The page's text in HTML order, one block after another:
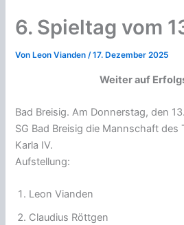
6. Spieltag vom
Von Leon Vianden/17. Dezember 2025
Weiter auf
Bad Breisig. Am Donnerstag, den
SG Bad Breisig die Mannschaft des
Karla IV.
Aufstellung:
Leon Vianden
Claudius Röttgen